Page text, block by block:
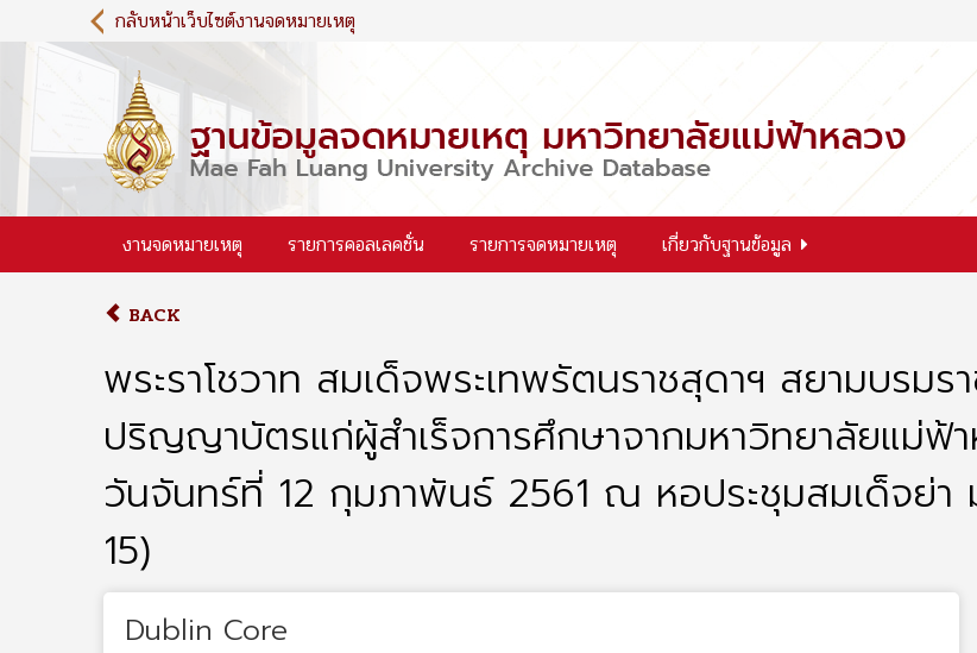
i
c
กลับหน้าเว็บไซต์งานจดหมายเหตุ
งานจดหมายเหตุ รายการคอลเลคชั่น รายการจดหมายเหตุ เกี่ยวกับฐานข้อมูล
BACK
พระราโชวาท สมเด็จพระเทพรัตนราชสุดาฯ สยามบรมร
ปริญญาบัตรแก่ผู้สำเร็จการศึกษาจากมหาวิทยาลัยแม่ฟ้
วันจันทร์ที่ 12 กุมภาพันธ์ 2561 ณ หอประชุมสมเด็จย่า
15)
Dublin Core